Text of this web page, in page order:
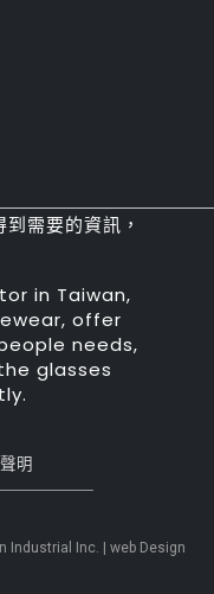
需要的資訊，
in Taiwan,
offer
needs,
glasses
明
Industrial Inc. | web Design